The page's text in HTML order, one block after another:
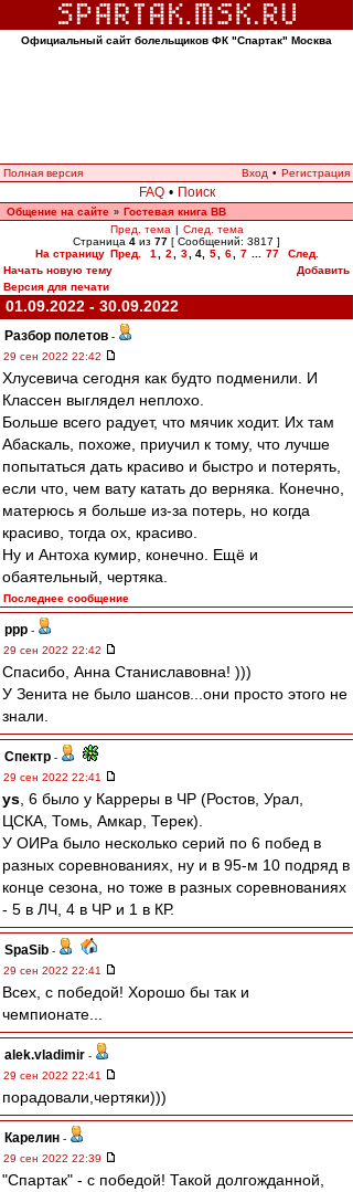
Официальный сайт болельщиков ФК "Спартак" Москва
Полная версия Вход • Регистрация
FAQ • Поиск
Общение на сайте » Гостевая книга ВВ
Пред. тема | След. тема
Страница 4 из 77 [ Сообщений: 3817 ]
На страницу Пред. 1 2 3 4, 5 6 7 77
След.
Начать новую тему
Добавить
Версия для печати
01.09.2022 - 30.09.2022
Разбор полетов -
29 сен 2022 22:42
Хлусевича сегодня как будто подменили. И
Классен выглядел неплохо.
Больше всего радует, что мячик ходит. Их там
Абаскаль, похоже, приучил к тому, что лучше
попытаться дать красиво и быстро и потерять,
если что, чем вату катать до верняка. Конечно,
матерюсь я больше из-за потерь, но когда
красиво, тогда ох, красиво.
Ну и Антоха кумир, конечно. Ещё и
обаятельный, чертяка.
Последнее сообщение
ppp -
29 сен 2022 22:42
Спасибо, Анна Станиславовна! )))
У Зенита не было шансов...они просто этого не
знали.
Спектр -
29 сен 2022 22:41
ys , 6 было у Карреры в ЧР (Ростов, Урал,
ЦСКА, Томь, Амкар, Терек).
У ОИРа было несколько серий по 6 побед в
разных соревнованиях, ну и в 95-м 10 подряд в
конце сезона, но тоже в разных соревнованиях
- 5 в ЛЧ, 4 в ЧР и 1 в КР.
SpaSib -
29 сен 2022 22:41
Всех, с победой! Хорошо бы так и
чемпионате...
alek.vladimir -
29 сен 2022 22:41
порадовали,чертяки)))
Карелин -
29 сен 2022 22:39
"Спартак" - с победой! Такой долгожданной,